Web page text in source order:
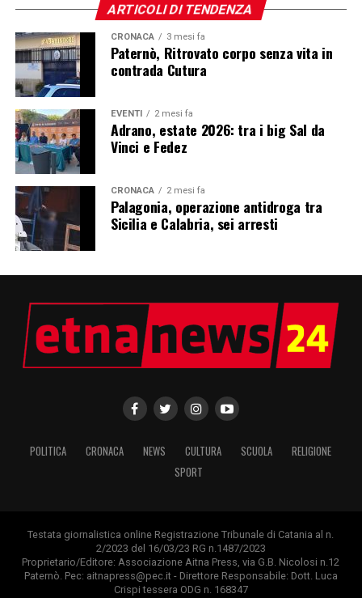
ARTICOLI DI TENDENZA
CRONACA 3 mesi fa
Paternò, Ritrovato corpo senza vita in
contrada Cutura
EVENTI 2 mesi fa
Adrano, estate 2026: tra i big Sal da
Vinci e Fedez
CRONACA 2 mesi fa
Palagonia, operazione antidroga tra
Sicilia e Calabria, sei arresti
POLITICA CRONACA NEWS CULTURA SCUOLA
RELIGIONE
SPORT
Testata giornalistica online Registrazione Tribunale di Catania al n.
2/2023 del 16/03/23 RG n.1487/2023
Proprietario/Editore: Associazione Aitna Press, via G.B. Nicolosi n.12
Paternò. Pec: aitnapress@pec.it - Direttore Responsabile: Dott. Luca
Crispi tessera ODG n. 168347